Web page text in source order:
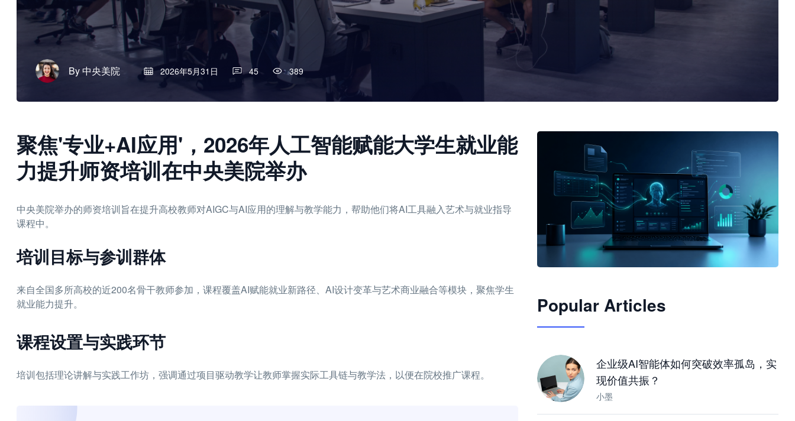
By中央美院 2026年5月31日 45 389
聚焦'专业+AI应用'，2026年人工智能赋能大学生就业能
力提升师资培训在中央美院举办
中央美院举办的师资培训旨在提升高校教师对AIGC与AI应用的理解与教学能力，帮助他们将AI工具融入艺术与就业指导
课程中。
培训目标与参训群体
来自全国多所高校的近200名骨干教师参加，课程覆盖AI赋能就业新路径、AI设计变革与艺术商业融合等模块，聚焦学生
就业能力提升。
课程设置与实践环节
培训包括理论讲解与实践工作坊，强调通过项目驱动教学让教师掌握实际工具链与教学法，以便在院校推广课程。
JimoClaw 桌面 AI Agent 工作台
Popular Articles
企业级AI智能体如何突破效率孤岛，实
现价值共振？
小墨